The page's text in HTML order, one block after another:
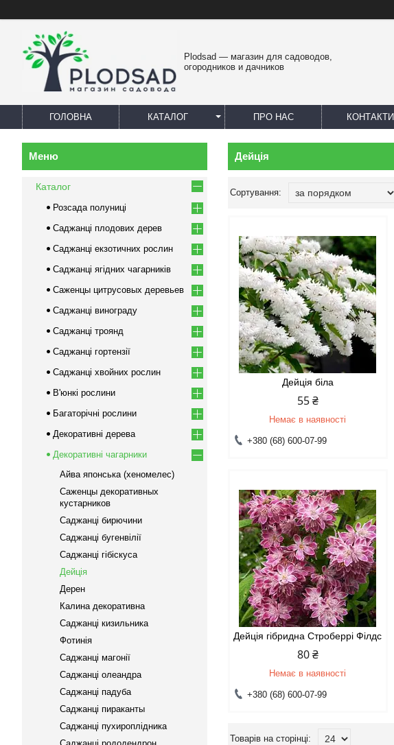
Plodsad — магазин для садоводов,
огородников и дачников
ГОЛОВНА КАТАЛОГ ПРО НАС КОНТАКТИ
Дейція
Дейція біла
55 ₴
Немає в наявності
+380 (68) 600-07-99
Дейція гібридна Строберрі Філдс
80 ₴
Немає в наявності
+380 (68) 600-07-99
Каталог
Розсада полуниці
Саджанці плодових дерев
Саджанці екзотичних рослин
Саджанці ягідних чагарників
Саженцы цитрусовых деревьев
Саджанці винограду
Саджанці троянд
Саджанці гортензії
Саджанці хвойних рослин
В'юнкі рослини
Багаторічні рослини
Декоративні дерева
Декоративні чагарники
Айва японська (хеномелес)
Саженцы декоративных
кустарников
Саджанці бирючини
Саджанці бугенвілії
Саджанці гібіскуса
Дейція
Дерен
Калина декоративна
Саджанці кизильника
Фотинія
Саджанці магонії
Саджанці олеандра
Саджанці падуба
Саджанці пираканты
Саджанці пухироплідника